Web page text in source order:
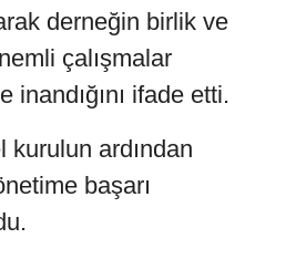
derneğin birlik ve
çalışmalar
inandığını ifade etti.
kurulun ardından
başarı